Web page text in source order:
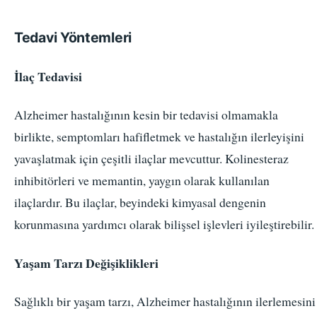
Tedavi Yöntemleri
İlaç Tedavisi
Alzheimer hastalığının kesin bir tedavisi olmamakla
birlikte, semptomları hafifletmek ve hastalığın ilerleyişini
yavaşlatmak için çeşitli ilaçlar mevcuttur. Kolinesteraz
inhibitörleri ve memantin, yaygın olarak kullanılan
ilaçlardır. Bu ilaçlar, beyindeki kimyasal dengenin
korunmasına yardımcı olarak bilişsel işlevleri iyileştirebilir.
Yaşam Tarzı Değişiklikleri
Sağlıklı bir yaşam tarzı, Alzheimer hastalığının ilerlemesini